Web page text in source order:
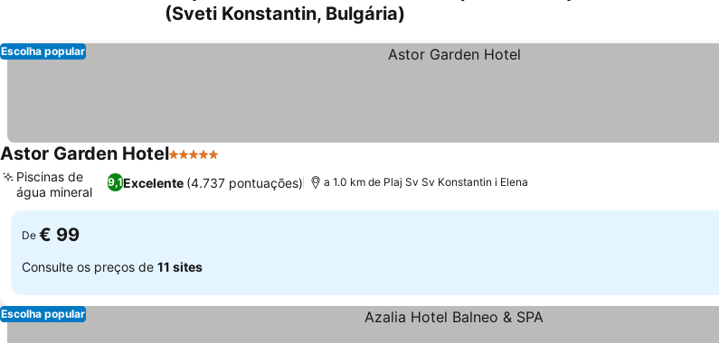
(Sveti Konstantin, Bulgária)
Escolha popular
Astor Garden Hotel5 Estrelas
9,1Excelente (4.737 pontuações)
Piscinas de
água mineral
a 1.0 km de Plaj Sv Sv Konstantin i Elena
De € 99
Consulte os preços de 11 sites
Escolha popular